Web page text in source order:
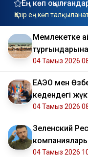
Ең көп
Қазір ең көп
Мемлекетке
04 Тамыз 2026
ЕАЭО мен
кедендегі
04 Тамыз 2026
Зеленский
04 Тамыз 2026